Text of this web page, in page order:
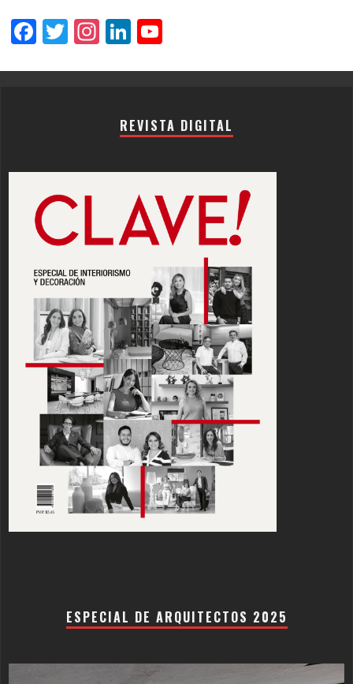
Facebook
Twitter
Instagram
LinkedIn
REVISTA DIGITAL
ESPECIAL DE ARQUITECTOS 2025